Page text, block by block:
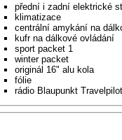
přední i zadní elektrické
klimatizace
centrální amykání na
kufr na dálkové ovládání
sport packet 1
winter packet
originál 16" alu kola
fólie
rádio Blaupunkt